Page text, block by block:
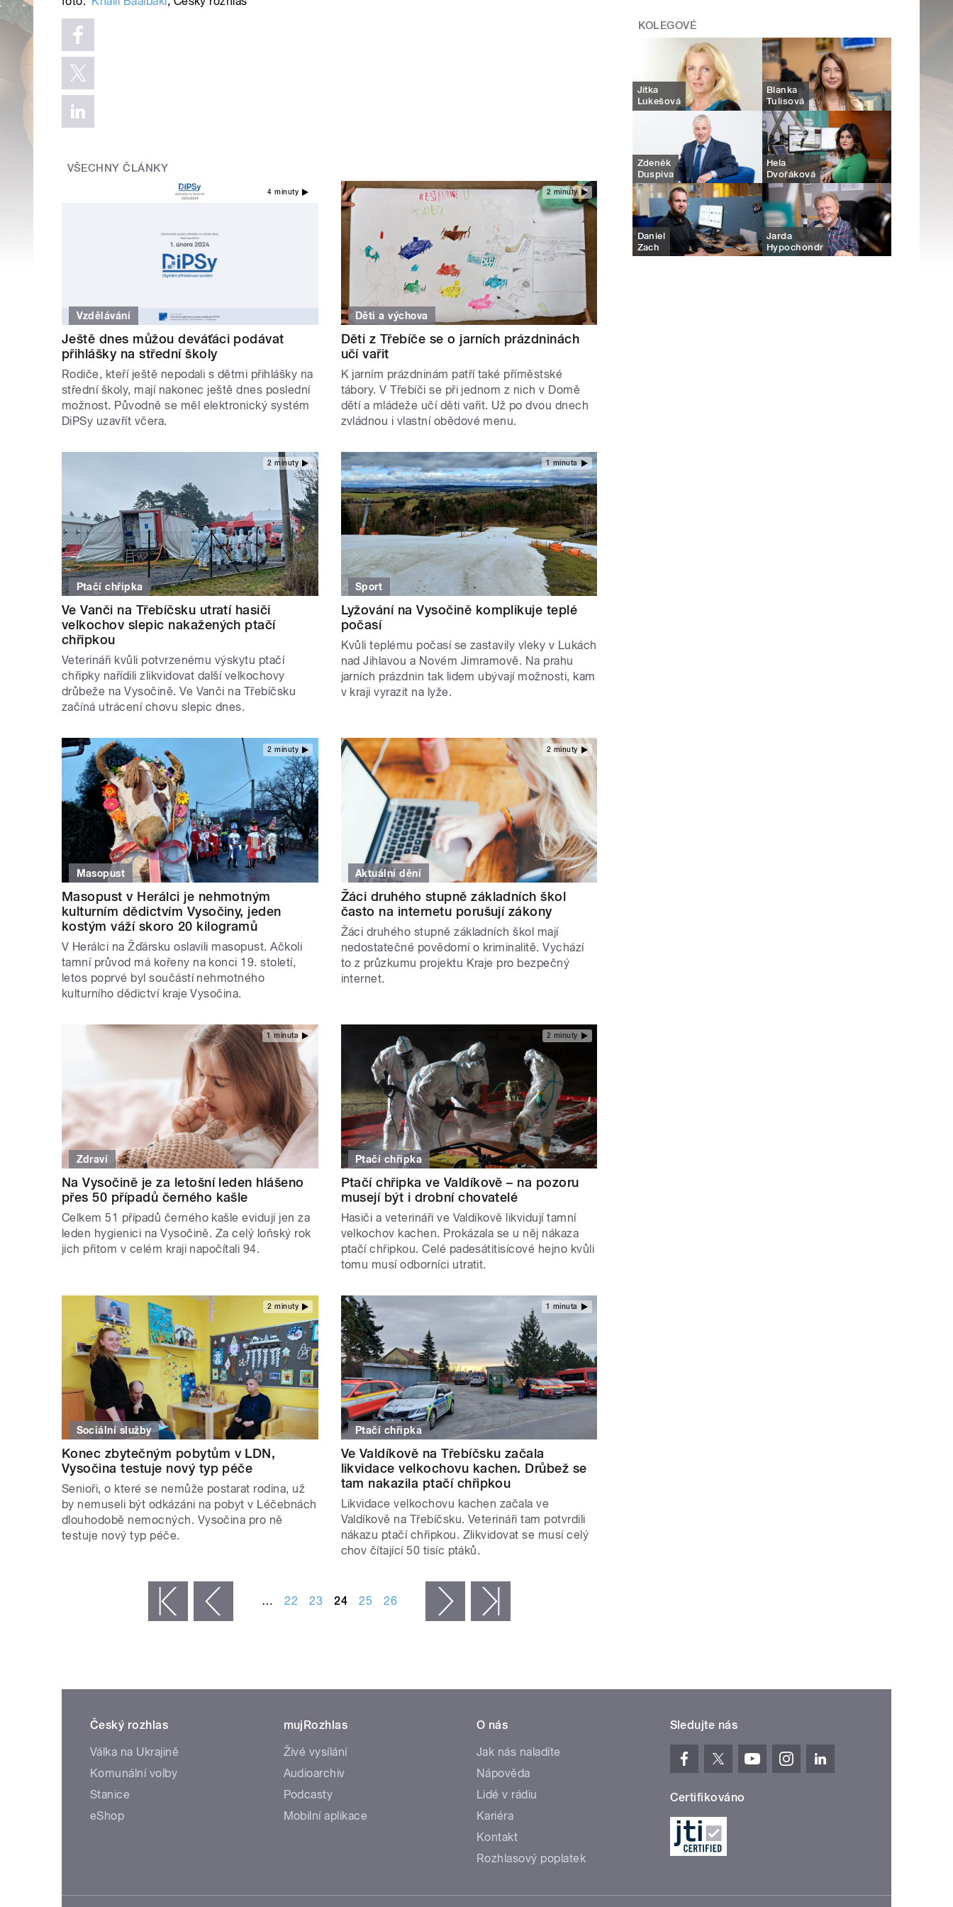
VŠECHNY ČLÁNKY
4 minuty
Vzdělávání
Ještě dnes můžou deváťáci podávat
přihlášky na střední školy
Rodiče, kteří ještě nepodali s dětmi přihlášky na
střední školy, mají nakonec ještě dnes poslední
možnost. Původně se měl elektronický systém
DiPSy uzavřít včera.
2 minuty
Děti a výchova
Děti z Třebíče se o jarních prázdninách
učí vařit
K jarním prázdninám patří také příměstské
tábory. V Třebíči se při jednom z nich v Domě
dětí a mládeže učí děti vařit. Už po dvou dnech
zvládnou i vlastní obědové menu.
2 minuty
Ptačí chřipka
Ve Vanči na Třebíčsku utratí hasiči
velkochov slepic nakažených ptačí
chřipkou
Veterináři kvůli potvrzenému výskytu ptačí
chřipky nařídili zlikvidovat další velkochovy
drůbeže na Vysočině. Ve Vanči na Třebíčsku
začíná utrácení chovu slepic dnes.
1 minuta
Sport
Lyžování na Vysočině komplikuje teplé
počasí
Kvůli teplému počasí se zastavily vleky v Lukách
nad Jihlavou a Novém Jimramově. Na prahu
jarních prázdnin tak lidem ubývají možnosti, kam
v kraji vyrazit na lyže.
2 minuty
Masopust
Masopust v Herálci je nehmotným
kulturním dědictvím Vysočiny, jeden
kostým váží skoro 20 kilogramů
V Herálci na Žďársku oslavili masopust. Ačkoli
tamní průvod má kořeny na konci 19. století,
letos poprvé byl součástí nehmotného
kulturního dědictví kraje Vysočina.
2 minuty
Aktuální dění
Žáci druhého stupně základních škol
často na internetu porušují zákony
Žáci druhého stupně základních škol mají
nedostatečné povědomí o kriminalitě. Vychází
to z průzkumu projektu Kraje pro bezpečný
internet.
1 minuta
Zdraví
Na Vysočině je za letošní leden hlášeno
přes 50 případů černého kašle
Celkem 51 případů černého kašle evidují jen za
leden hygienici na Vysočině. Za celý loňský rok
jich přitom v celém kraji napočítali 94.
2 minuty
Ptačí chřipka
Ptačí chřipka ve Valdíkově – na pozoru
musejí být i drobní chovatelé
Hasiči a veterináři ve Valdíkově likvidují tamní
velkochov kachen. Prokázala se u něj nákaza
ptačí chřipkou. Celé padesátitisícové hejno kvůli
tomu musí odborníci utratit.
2 minuty
Sociální služby
Konec zbytečným pobytům v LDN,
Vysočina testuje nový typ péče
Senioři, o které se nemůže postarat rodina, už
by nemuseli být odkázáni na pobyt v Léčebnách
dlouhodobě nemocných. Vysočina pro ně
testuje nový typ péče.
1 minuta
Ptačí chřipka
Ve Valdíkově na Třebíčsku začala
likvidace velkochovu kachen. Drůbež se
tam nakazila ptačí chřipkou
Likvidace velkochovu kachen začala ve
Valdíkově na Třebíčsku. Veterináři tam potvrdili
nákazu ptačí chřipkou. Zlikvidovat se musí celý
chov čítající 50 tisíc ptáků.
‹ předchozí … 22 23 24 25 26 následující ›
KOLEGOVÉ
Jitka
Lukešová
Blanka
Tulisová
Zdeněk
Duspiva
Hela
Dvořáková
Daniel
Zach
Jarda
Hypochondr
Český rozhlas
Válka na Ukrajině
Komunální volby
Stanice
eShop
mujRozhlas
Živé vysílání
Audioarchiv
Podcasty
Mobilní aplikace
O nás
Jak nás naladíte
Nápověda
Lidé v rádiu
Kariéra
Kontakt
Rozhlasový poplatek
Sledujte nás
Certifikováno